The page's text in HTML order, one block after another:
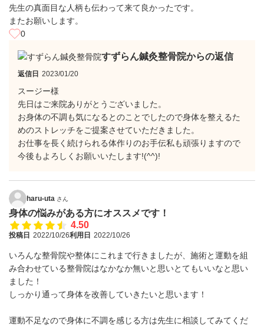
先生の真面目な人柄も伝わって来て良かったです。
またお願いします。
0
すずらん鍼灸整骨院からの返信
返信日 2023/01/20
スージー様
先日はご来院ありがとうございました。
お身体の不調も気になるとのことでしたので身体を整えるた
めのストレッチをご提案させていただきました。
お仕事を長く続けられる体作りのお手伝私も頑張りますので
今後もよろしくお願いいたします!(^^)!
haru-uta さん
身体の悩みがある方にオススメです！
4.50
投稿日 2022/10/26利用日 2022/10/26
いろんな整骨院や整体にこれまで行きましたが、施術と運動を組
み合わせている整骨院はなかなか無いと思いとてもいいなと思い
ました！
しっかり通って身体を改善していきたいと思います！
運動不足なので身体に不調を感じる方は先生に相談してみてくだ